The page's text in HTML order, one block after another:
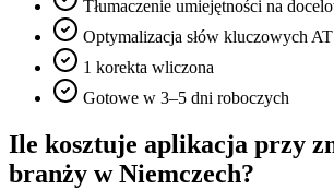
Tłumaczenie umiejętności na
Optymalizacja słów kluczowych
1 korekta wliczona
Gotowe w 3–5 dni roboczych
Ile kosztuje aplikacja przy
branży w Niemczech?